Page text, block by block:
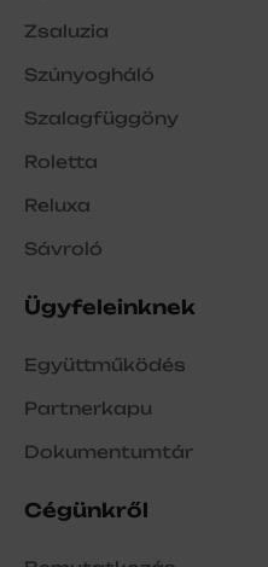
Zsaluzia
Szúnyogháló
Szalagfüggöny
Roletta
Reluxa
Sávroló
Ügyfeleinknek
Együttműködés
Partnerkapu
Dokumentumtár
Cégünkről